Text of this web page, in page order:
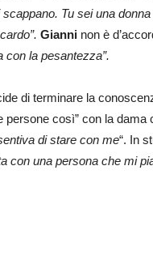
Tu sei una
Gianni non è
con la pesantezza”.
di terminare la
persone così” con la dama
di stare con me“. In
con una persona che mi